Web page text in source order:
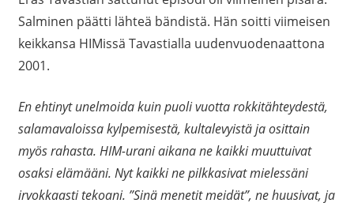
Salminen päätti lähteä bändistä. Hän soitti viimeisen
keikkansa HIMissä Tavastialla uudenvuodenaattona
2001.
En ehtinyt unelmoida kuin puoli vuotta rokkitähteydestä,
salamavaloissa kylpemisestä, kultalevyistä ja osittain
myös rahasta. HIM-urani aikana ne kaikki muuttuivat
osaksi elämääni. Nyt kaikki ne pilkkasivat mielessäni
irvokkaasti tekoani. ”Sinä menetit meidät”, ne huusivat, ja